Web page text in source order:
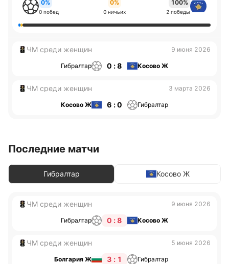
0%
0 побед
0%
0 ничьих
100%
2 победы
ЧМ среди женщин 9 июня 2026
Гибралтар 0 : 8 Косово Ж
ЧМ среди женщин 3 марта 2026
Косово Ж 6 : 0 Гибралтар
Последние матчи
Гибралтар Косово Ж
ЧМ среди женщин 9 июня 2026
Гибралтар 0 : 8 Косово Ж
ЧМ среди женщин 5 июня 2026
Болгария Ж 3 : 1 Гибралтар